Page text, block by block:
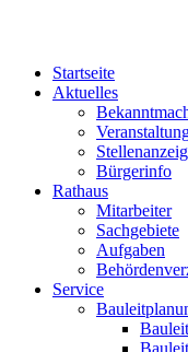
Startseite
Aktuelles
Bürgerinfo
Rathaus
Mitarbeiter
Sachgebiete
Aufgaben
Service